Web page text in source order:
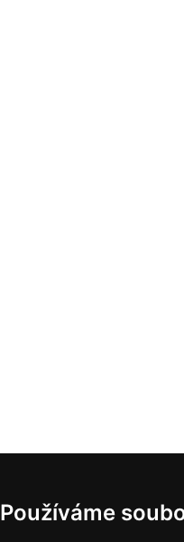
Používáme